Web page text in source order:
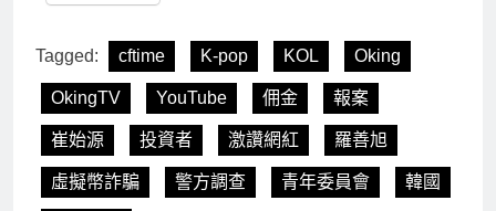
Tagged: cftime K-pop KOL Oking
OkingTV YouTube 佣金 報案
崔始源 投資者 激讚網紅 羅善旭
虛擬幣詐騙 警方調查 青年委員會 韓國